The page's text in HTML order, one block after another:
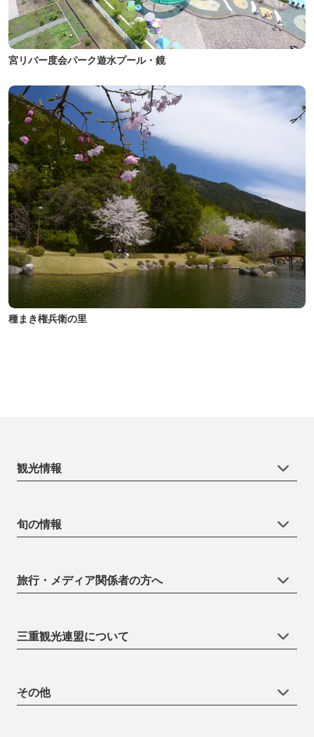
宮リバー度会パーク遊水プール・鏡
種まき権兵衛の里
観光情報
旬の情報
旅行・メディア関係者の方へ
三重観光連盟について
その他